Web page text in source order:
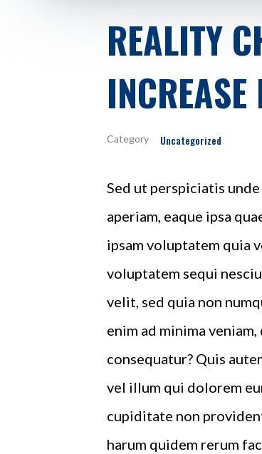
REALITY
INCREASE
Uncategorized
Sed ut perspiciatis
aperiam, eaque ipsa
ipsam voluptatem quia
voluptatem sequi
velit, sed quia non
enim ad minima
consequatur? Quis
vel illum qui dolorem
cupiditate non
harum quidem rerum